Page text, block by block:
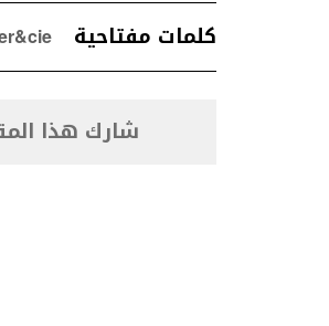
كلمات مفتاحية
شارك هذا